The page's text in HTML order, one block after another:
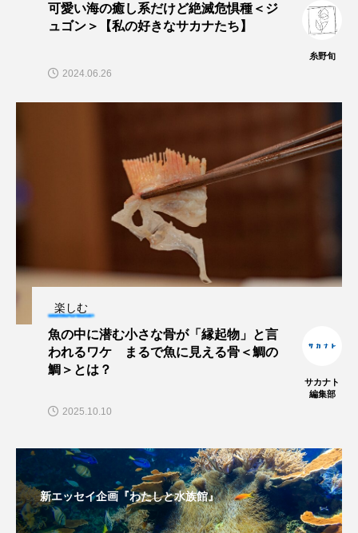
寄生虫 対馬 寿司 小樽
広島もとまち水族館 形態
採集 撮影
新海生物
旅行 日本固有種 旬 書籍
未利用魚
桂浜水族館 梅雨 棘皮動物
水生昆虫 水生生物 汽水域
河川 沼津港深海水族館 法律 海
可愛い海の癒し系だけど絶滅危惧種＜ジ
ュゴン＞【私の好きなサカナたち】
糸野旬
2024.06.26
楽しむ
魚の中に潜む小さな骨が「縁起物」と言
われるワケ まるで魚に見える骨＜鯛の
鯛＞とは？
サカナト
編集部
2025.10.10
新エッセイ企画『わたしと水族館』